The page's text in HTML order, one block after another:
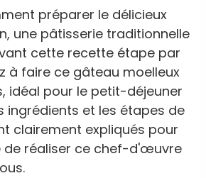
préparer le délicieux
une pâtisserie traditionnelle
cette recette étape par
à faire ce gâteau moelleux
idéal pour le petit-déjeuner
ingrédients et les étapes de
clairement expliqués pour
de réaliser ce chef-d'œuvre